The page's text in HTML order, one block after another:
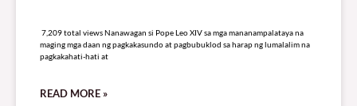
7,209 total views Nanawagan si Pope Leo XIV sa mga mananampalataya na
maging mga daan ng pagkakasundo at pagbubuklod sa harap ng lumalalim na
pagkakahati-hati at
READ MORE »